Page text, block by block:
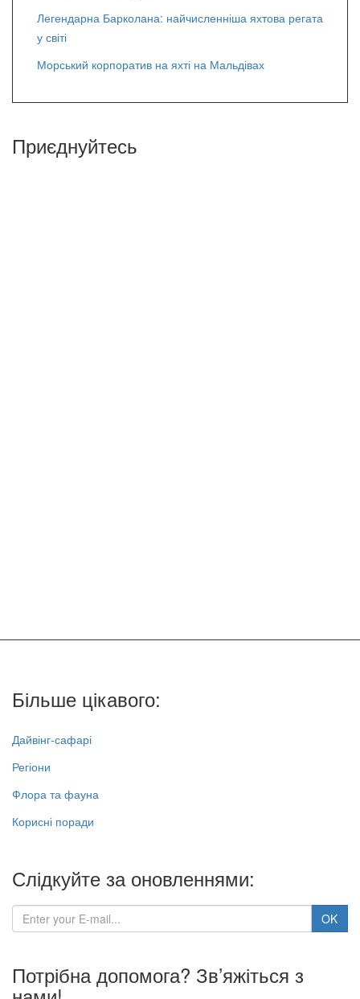
Легендарна Барколана: найчисленніша яхтова регата
у світі
Морський корпоратив на яхті на Мальдівах
Приєднуйтесь
Більше цікавого:
Дайвінг-сафарі
Регіони
Флора та фауна
Корисні поради
Слідкуйте за оновленнями:
Потрібна допомога? Зв’яжіться з